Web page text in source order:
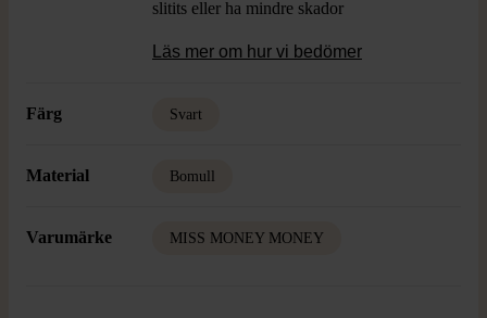
slitits eller ha mindre skador
Läs mer om hur vi bedömer
Färg Svart
Material Bomull
Varumärke MISS MONEY MONEY